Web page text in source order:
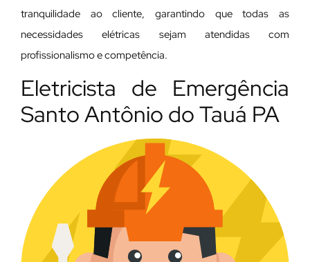
tranquilidade ao cliente, garantindo que todas as
necessidades elétricas sejam atendidas com
profissionalismo e competência.
Eletricista de Emergência
Santo Antônio do Tauá PA